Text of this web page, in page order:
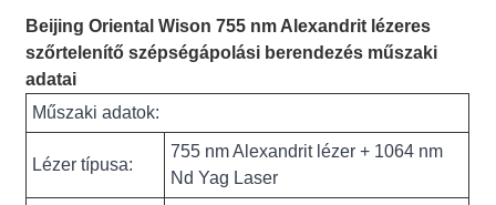
Beijing Oriental Wison 755 nm Alexandrit lézeres
szőrtelenítő szépségápolási berendezés műszaki
adatai
Műszaki adatok:
Lézer típusa:
755 nm Alexandrit lézer + 1064 nm
Nd Yag Laser